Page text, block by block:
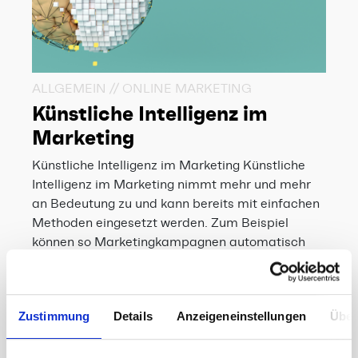
Zustimmung Details Anzeigeneinstellungen
ALLGEMEIN // ONLINE MARKETING
Künstliche Intelligenz im
Marketing
Künstliche Intelligenz im Marketing Künstliche
Intelligenz im Marketing nimmt mehr und mehr
an Bedeutung zu und kann bereits mit einfachen
Methoden eingesetzt werden. Zum Beispiel
können so Marketingkampagnen automatisch
Juli 21, 2021 Weiterlesen